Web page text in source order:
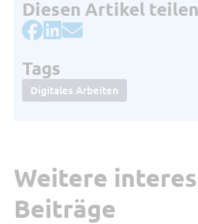
Diesen Artikel teilen
Tags
Digitales Arbeiten
Weitere
Beiträge